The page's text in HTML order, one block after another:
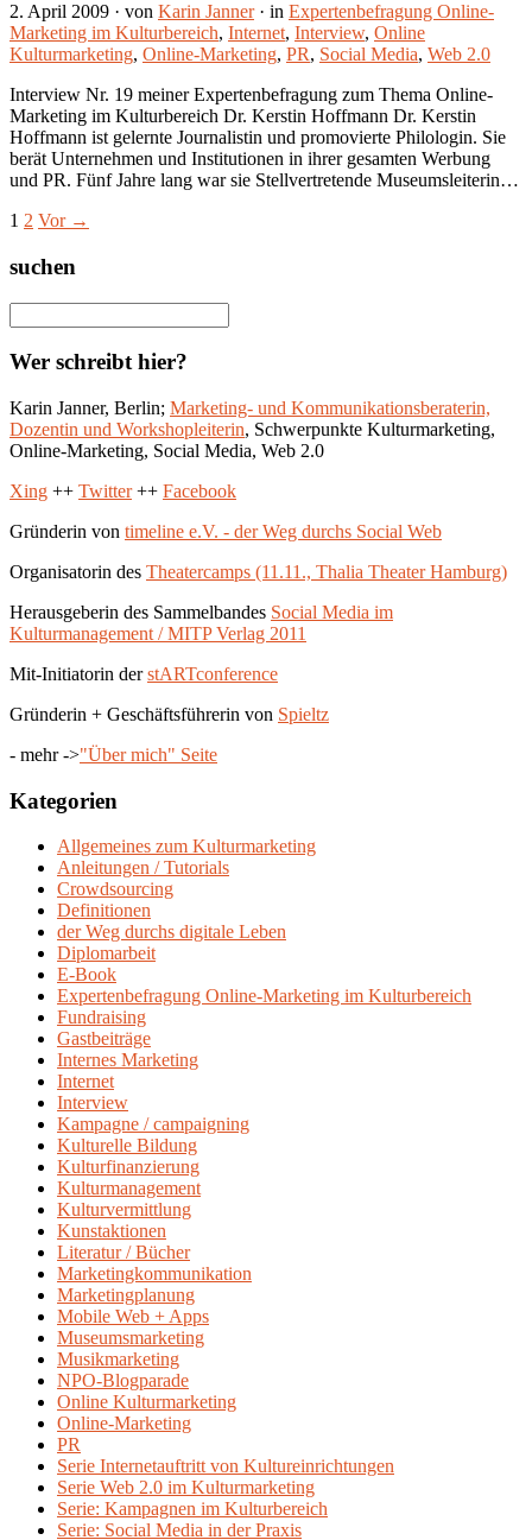
2. April 2009 · von Karin Janner· in Expertenbefragung Online-
Marketing im Kulturbereich, Internet, Interview, Online
Kulturmarketing, Online-Marketing, PR, Social Media, Web 2.0
Interview Nr. 19 meiner Expertenbefragung zum Thema Online-
Marketing im Kulturbereich Dr. Kerstin Hoffmann Dr. Kerstin
Hoffmann ist gelernte Journalistin und promovierte Philologin. Sie
berät Unternehmen und Institutionen in ihrer gesamten Werbung
und PR. Fünf Jahre lang war sie Stellvertretende Museumsleiterin…
1 2 Vor →
suchen
Wer schreibt hier?
Karin Janner, Berlin; Marketing- und Kommunikationsberaterin,
Dozentin und Workshopleiterin, Schwerpunkte Kulturmarketing,
Online-Marketing, Social Media, Web 2.0
Xing ++ Twitter++ Facebook
Gründerin von timeline e.V. - der Weg durchs Social Web
Organisatorin des Theatercamps (11.11., Thalia Theater Hamburg)
Herausgeberin des Sammelbandes Social Media im
Kulturmanagement / MITP Verlag 2011
Mit-Initiatorin derstARTconference
Gründerin + Geschäftsführerin von Spieltz
- mehr ->"Über mich" Seite
Kategorien
Allgemeines zum Kulturmarketing
Anleitungen / Tutorials
Crowdsourcing
Definitionen
der Weg durchs digitale Leben
Diplomarbeit
E-Book
Expertenbefragung Online-Marketing im Kulturbereich
Fundraising
Gastbeiträge
Internes Marketing
Internet
Interview
Kampagne / campaigning
Kulturelle Bildung
Kulturfinanzierung
Kulturmanagement
Kulturvermittlung
Kunstaktionen
Literatur / Bücher
Marketingkommunikation
Marketingplanung
Mobile Web + Apps
Museumsmarketing
Musikmarketing
NPO-Blogparade
Online Kulturmarketing
Online-Marketing
PR
Serie Internetauftritt von Kultureinrichtungen
Serie Web 2.0 im Kulturmarketing
Serie: Kampagnen im Kulturbereich
Serie: Social Media in der Praxis